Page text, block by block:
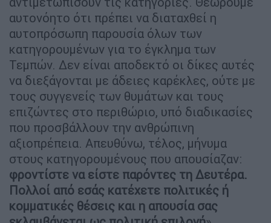
αυτονόητο ότι πρέπει να διαταχθεί η
αυτοπρόσωπη παρουσία όλων των
κατηγορουμένων για το έγκλημα των
Τεμπών. Δεν είναι αποδεκτό οι δίκες αυτές
να διεξάγονται με άδειες καρέκλες, ούτε με
τους συγγενείς των θυμάτων και τους
επιζώντες στο περιθώριο, υπό διαδικασίες
που προσβάλλουν την ανθρώπινη
αξιοπρέπεια. Απευθύνω, τέλος, μήνυμα
στους κατηγορουμένους που απουσίαζαν:
φροντίστε να είστε παρόντες τη Δευτέρα.
Πολλοί από εσάς κατέχετε πολιτικές ή
κομματικές θέσεις και η απουσία σας